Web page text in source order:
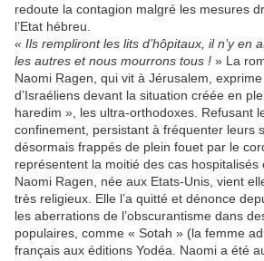
redoute la contagion malgré les mesures
l’Etat hébreu.
« Ils rempliront les lits d’hôpitaux, il n’y en
les autres et nous mourrons tous ! » La
Naomi Ragen, qui vit à Jérusalem,
d’Israéliens devant la situation créée en
haredim », les ultra-orthodoxes. Refusant
confinement, persistant à fréquenter leurs
désormais frappés de plein fouet par le
représentent la moitié des cas hospitalisés
Naomi Ragen, née aux Etats-Unis, vient
très religieux. Elle l’a quitté et dénonce
les aberrations de l’obscurantisme dans
populaires, comme « Sotah » (la femme
français aux éditions Yodéa. Naomi a été